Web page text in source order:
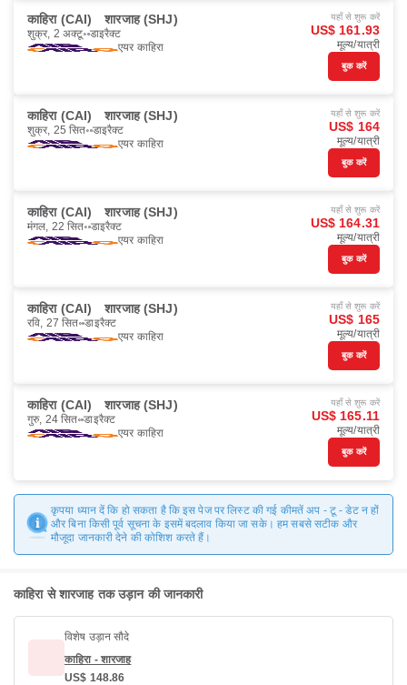
काहिरा (CAI) शारजाह (SHJ)
शुक्र, 2 अक्टू॰ डाइरैक्ट
एयर काहिरा
यहाँ से शुरू करें
US$ 161.93
मूल्य/यात्री
बुक करें
काहिरा (CAI) शारजाह (SHJ)
शुक्र, 25 सित॰ डाइरैक्ट
एयर काहिरा
यहाँ से शुरू करें
US$ 164
मूल्य/यात्री
बुक करें
काहिरा (CAI) शारजाह (SHJ)
मंगल, 22 सित॰ डाइरैक्ट
एयर काहिरा
यहाँ से शुरू करें
US$ 164.31
मूल्य/यात्री
बुक करें
काहिरा (CAI) शारजाह (SHJ)
रवि, 27 सित॰ डाइरैक्ट
एयर काहिरा
यहाँ से शुरू करें
US$ 165
मूल्य/यात्री
बुक करें
काहिरा (CAI) शारजाह (SHJ)
गुरु, 24 सित॰ डाइरैक्ट
एयर काहिरा
यहाँ से शुरू करें
US$ 165.11
मूल्य/यात्री
बुक करें
कृपया ध्यान दें कि हो सकता है कि इस पेज पर लिस्ट की गई कीमतें अप - टू - डेट न हों
और बिना किसी पूर्व सूचना के इसमें बदलाव किया जा सके। हम सबसे सटीक और
मौजूदा जानकारी देने की कोशिश करते हैं।
काहिरा से शारजाह तक उड़ान की जानकारी
विशेष उड़ान सौदे
काहिरा - शारजाह
US$ 148.86